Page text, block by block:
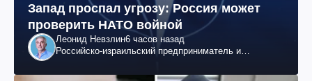
Запад проспал угрозу: Россия может
проверить НАТО войной
Леонид Невзлин6 часов назад
Российско-израильский предприниматель и
"ЮКОСа"